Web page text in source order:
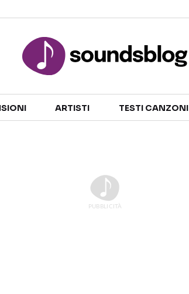
TALENT SHOW
ARTISTI TESTI CANZONI